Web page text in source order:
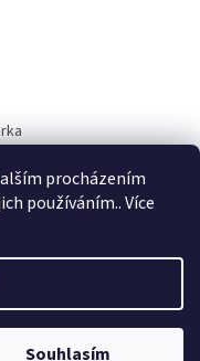
procházením
používáním.. Více
Souhlasím
střda 14:00 - 18:00
Upravit nastavení